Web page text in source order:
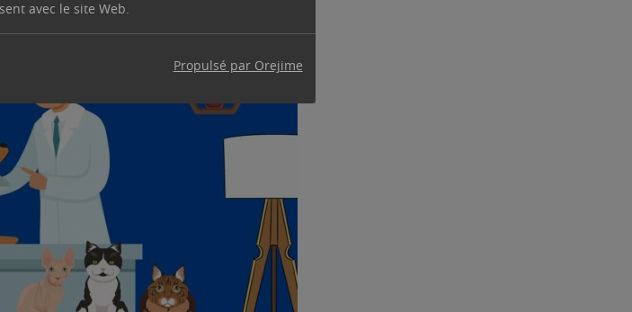
avec le site Web.
Propulsé par Orejime